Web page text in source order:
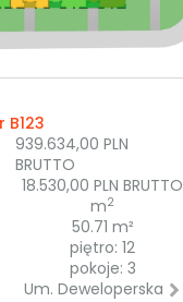
B123
939.634,00 PLN
BRUTTO
18.530,00 PLN BRUTTO
m2
50.71 m²
piętro: 12
pokoje: 3
Um. Deweloperska